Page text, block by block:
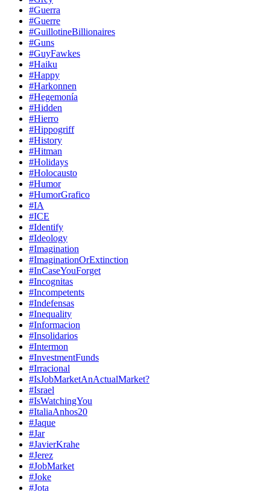
#Guerra
#Guerre
#GuillotineBillionaires
#Guns
#GuyFawkes
#Haiku
#Happy
#Harkonnen
#Hegemonía
#Hidden
#Hierro
#Hippogriff
#History
#Hitman
#Holidays
#Holocausto
#Humor
#HumorGrafico
#IA
#ICE
#Identify
#Ideology
#Imagination
#ImaginationOrExtinction
#InCaseYouForget
#Incognitas
#Incompetents
#Indefensas
#Inequality
#Informacion
#Insolidarios
#Intermon
#InvestmentFunds
#Irracional
#IsJobMarketAnActualMarket?
#Israel
#IsWatchingYou
#ItaliaAnhos20
#Jaque
#Jar
#JavierKrahe
#Jerez
#JobMarket
#Joke
#Jota